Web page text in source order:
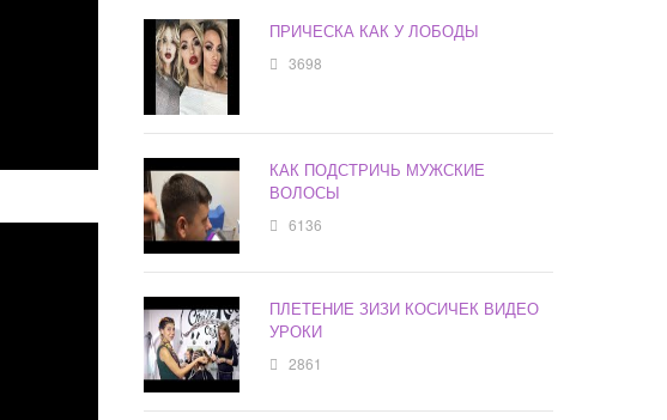
ПРИЧЕСКА КАК У ЛОБОДЫ
3698
КАК ПОДСТРИЧЬ МУЖСКИЕ
ВОЛОСЫ
6136
ПЛЕТЕНИЕ ЗИЗИ КОСИЧЕК ВИДЕО
УРОКИ
2861